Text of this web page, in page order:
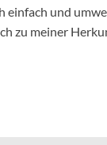
einfach und
zu meiner